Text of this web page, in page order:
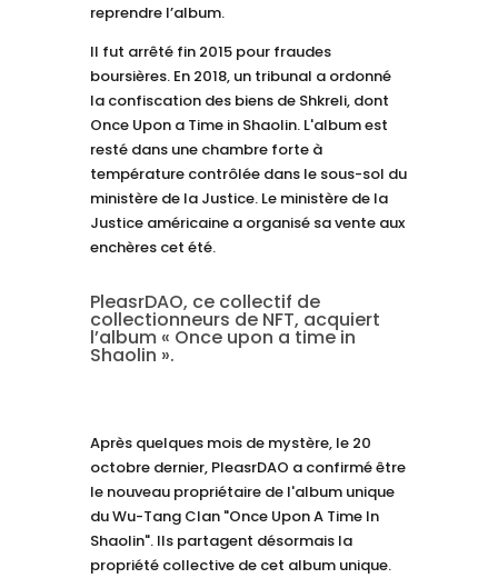
reprendre l’album.
Il fut arrêté fin 2015 pour fraudes
boursières. En 2018, un tribunal a ordonné
la confiscation des biens de Shkreli, dont
Once Upon a Time in Shaolin. L'album est
resté dans une chambre forte à
température contrôlée dans le sous-sol du
ministère de la Justice. Le ministère de la
Justice américaine a organisé sa vente aux
enchères cet été.
PleasrDAO, ce collectif de
collectionneurs de NFT, acquiert
l’album « Once upon a time in
Shaolin ».
Après quelques mois de mystère, le 20
octobre dernier, PleasrDAO a confirmé être
le nouveau propriétaire de l'album unique
du Wu-Tang Clan "Once Upon A Time In
Shaolin". Ils partagent désormais la
propriété collective de cet album unique.